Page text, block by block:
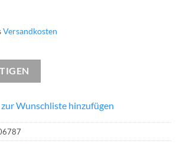
Versandkosten
zur Wunschliste hinzufügen